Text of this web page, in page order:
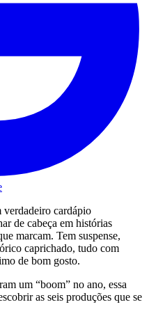
cardápio
de cabeça em histórias
marcam. Tem suspense,
caprichado, tudo com
de bom gosto.
um “boom” no ano, essa
as seis produções que se